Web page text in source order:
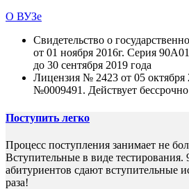
О ВУЗе
Свидетельство о
от 01 ноября 2016г. Серия
до 30 сентября 2019 года
Лицензия № 2423 от 05 октября
№0009491. Действует бессрочно
Поступить легко
Процесс поступления занимает не
Вступительные в виде
абитуриентов сдают вступительные
раза!